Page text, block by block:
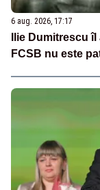
6 aug. 2026, 17:17
Ilie Dumitrescu
FCSB nu este